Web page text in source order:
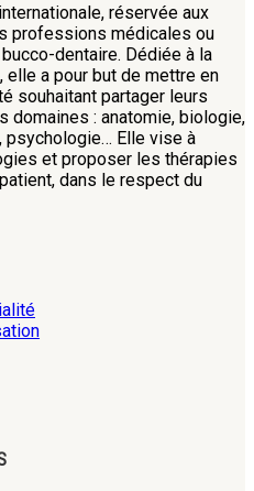
réservée aux
professions médicales ou
dentaire. Dédiée à la
a pour but de mettre en
souhaitant partager leurs
domaines : anatomie, biologie,
psychologie… Elle vise à
et proposer les thérapies
dans le respect du